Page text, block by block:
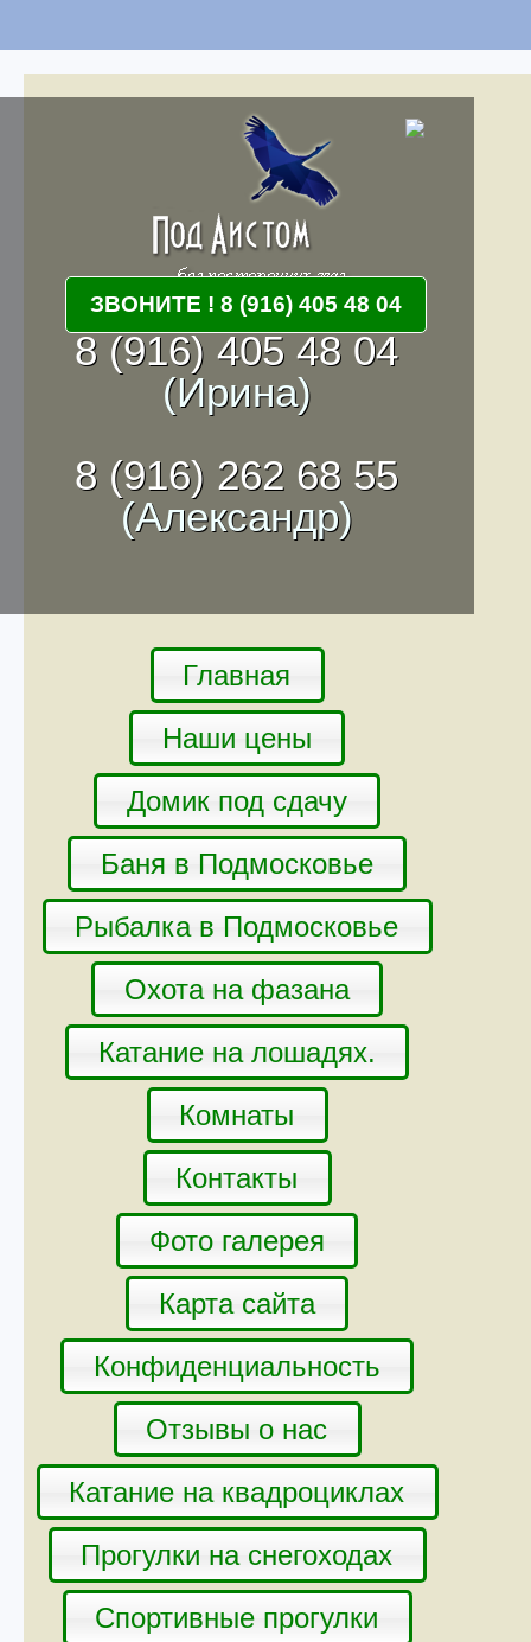
8 (916) 405 48 04
(Ирина)
8 (916) 262 68 55
(Александр)
Главная
Наши цены
Домик под сдачу
Баня в Подмосковье
Рыбалка в Подмосковье
Охота на фазана
Катание на лошадях.
Комнаты
Контакты
Фото галерея
Карта сайта
Конфиденциальность
Отзывы о нас
Катание на квадроциклах
Прогулки на снегоходах
Спортивные прогулки
ЗВОНИТЕ ! 8 (916) 405 48 04